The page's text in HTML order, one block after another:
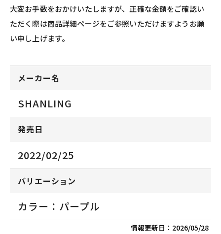
大変お手数をおかけいたしますが、正確な金額をご確認い
ただく際は商品詳細ページをご参照いただけますようお願
い申し上げます。
メーカー名
SHANLING
発売日
2022/02/25
バリエーション
カラー：パープル
情報更新日： 2026/05/28